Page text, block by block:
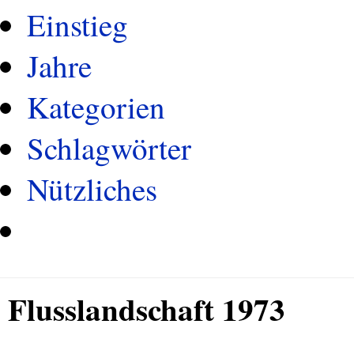
Einstieg
Jahre
Kategorien
Schlagwörter
Nützliches
Flusslandschaft 1973